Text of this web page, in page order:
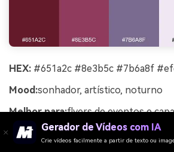
HEX: #651a2c #8e3b5c #7b6a8f
Mood:sonhador, artístico, noturno
Melhor para:flyers de eventos e
Sonhadora e artística, lembra um
transformando em um lounge
Gerador de Vídeos com IA
Crie vídeos facilmente a partir de texto ou